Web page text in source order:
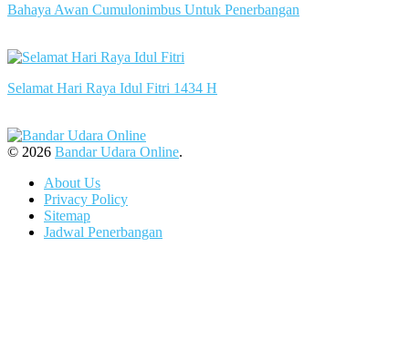
Bahaya Awan Cumulonimbus Untuk Penerbangan
Selamat Hari Raya Idul Fitri 1434 H
© 2026 Bandar Udara Online.
About Us
Privacy Policy
Sitemap
Jadwal Penerbangan